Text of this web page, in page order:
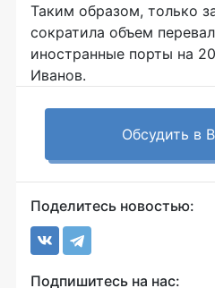
Таким образом, только
сократила объем
иностранные порты на
Иванов.
Обсудить в
Поделитесь новостью:
Подпишитесь на нас: